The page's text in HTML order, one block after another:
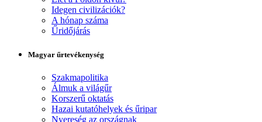
Idegen civilizációk?
A hónap száma
Űridőjárás
Magyar űrtevékenység
Szakmapolitika
Álmuk a világűr
Korszerű oktatás
Hazai kutatóhelyek és űripar
Nyereség az országnak